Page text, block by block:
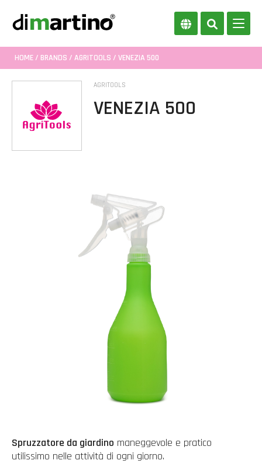
HOME/ BRANDS / AGRITOOLS / VENEZIA 500
AGRITOOLS
VENEZIA 500
Spruzzatore da giardino maneggevole e pratico
utilissimo nelle attività di ogni giorno.